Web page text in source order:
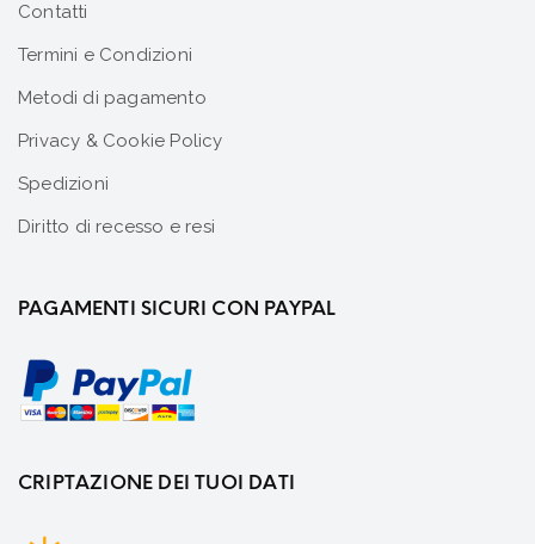
Contatti
Termini e Condizioni
Metodi di pagamento
Privacy & Cookie Policy
Spedizioni
Diritto di recesso e resi
PAGAMENTI SICURI CON PAYPAL
CRIPTAZIONE DEI TUOI DATI